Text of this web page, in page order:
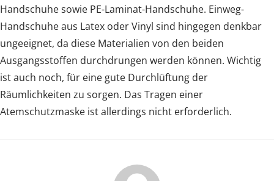
Handschuhe sowie PE-Laminat-Handschuhe. Einweg-
Handschuhe aus Latex oder Vinyl sind hingegen denkbar
ungeeignet, da diese Materialien von den beiden
Ausgangsstoffen durchdrungen werden können. Wichtig
ist auch noch, für eine gute Durchlüftung der
Räumlichkeiten zu sorgen. Das Tragen einer
Atemschutzmaske ist allerdings nicht erforderlich.